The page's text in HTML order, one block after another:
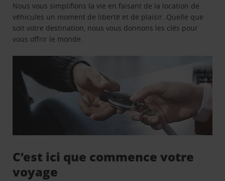
Nous vous simplifions la vie en faisant de la location de
véhicules un moment de liberté et de plaisir. Quelle que
soit votre destination, nous vous donnons les clés pour
vous offrir le monde.
C’est ici que commence votre
voyage